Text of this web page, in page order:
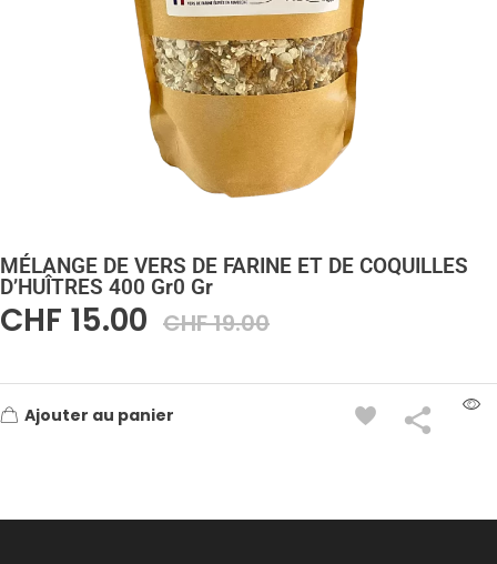
MÉLANGE DE VERS DE FARINE ET DE COQUILLES
D’HUÎTRES 400 Gr0 Gr
CHF 15.00 CHF19.00
Ajouter au panier